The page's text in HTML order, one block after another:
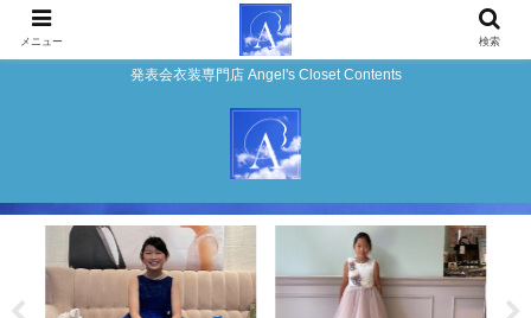
発表会衣装専門店 Angel's Closet Contents
メニュー 検索